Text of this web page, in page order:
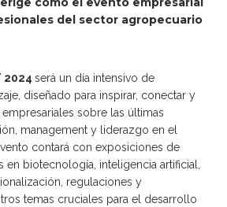
del sector agropecuario
2024 será un día intensivo de
diseñado para inspirar, conectar y
sobre las últimas
management y liderazgo en el
contará con exposiciones de
biotecnología, inteligencia artificial,
regulaciones y
temas cruciales para el desarrollo